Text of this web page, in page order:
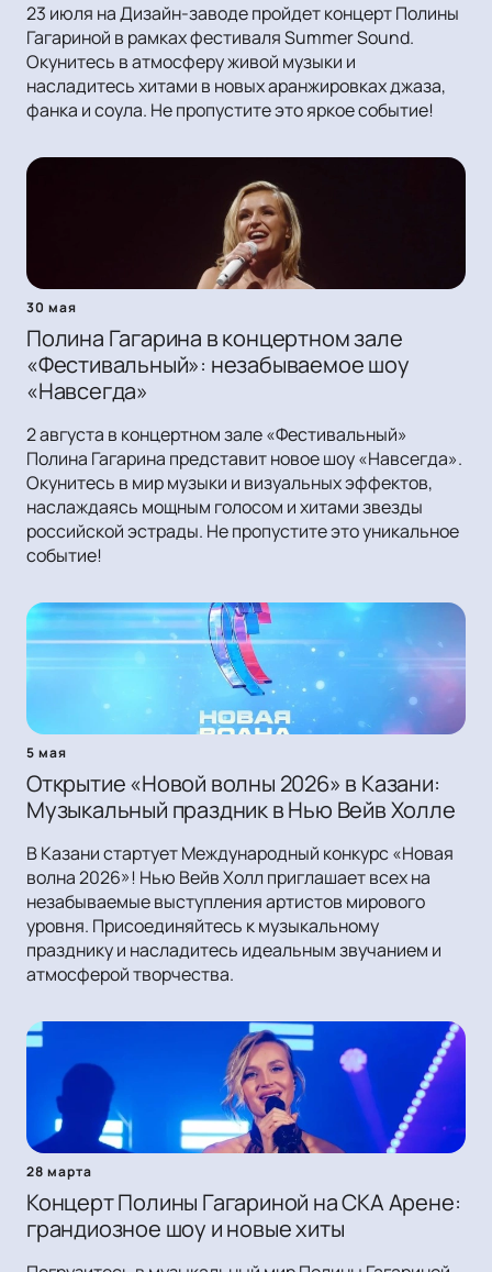
23 июля на Дизайн-заводе пройдет концерт Полины
Гагариной в рамках фестиваля Summer Sound.
Окунитесь в атмосферу живой музыки и
насладитесь хитами в новых аранжировках джаза,
фанка и соула. Не пропустите это яркое событие!
30 мая
Полина Гагарина в концертном зале
«Фестивальный»: незабываемое шоу
«Навсегда»
2 августа в концертном зале «Фестивальный»
Полина Гагарина представит новое шоу «Навсегда».
Окунитесь в мир музыки и визуальных эффектов,
наслаждаясь мощным голосом и хитами звезды
российской эстрады. Не пропустите это уникальное
событие!
5 мая
Открытие «Новой волны 2026» в Казани:
Музыкальный праздник в Нью Вейв Холле
В Казани стартует Международный конкурс «Новая
волна 2026»! Нью Вейв Холл приглашает всех на
незабываемые выступления артистов мирового
уровня. Присоединяйтесь к музыкальному
празднику и насладитесь идеальным звучанием и
атмосферой творчества.
28 марта
Концерт Полины Гагариной на СКА Арене:
грандиозное шоу и новые хиты